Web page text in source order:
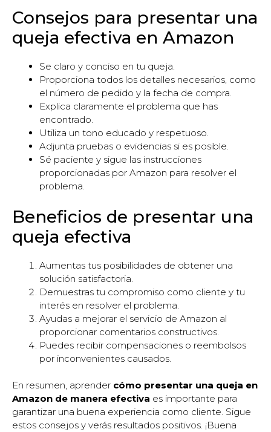
Consejos para presentar una
queja efectiva en Amazon
Se claro y conciso en tu queja.
Proporciona todos los detalles necesarios, como
el número de pedido y la fecha de compra.
Explica claramente el problema que has
encontrado.
Utiliza un tono educado y respetuoso.
Adjunta pruebas o evidencias si es posible.
Sé paciente y sigue las instrucciones
proporcionadas por Amazon para resolver el
problema.
Beneficios de presentar una
queja efectiva
Aumentas tus posibilidades de obtener una
solución satisfactoria.
Demuestras tu compromiso como cliente y tu
interés en resolver el problema.
Ayudas a mejorar el servicio de Amazon al
proporcionar comentarios constructivos.
Puedes recibir compensaciones o reembolsos
por inconvenientes causados.
En resumen, aprender cómo presentar una queja en
Amazon de manera efectiva es importante para
garantizar una buena experiencia como cliente. Sigue
estos consejos y verás resultados positivos. ¡Buena